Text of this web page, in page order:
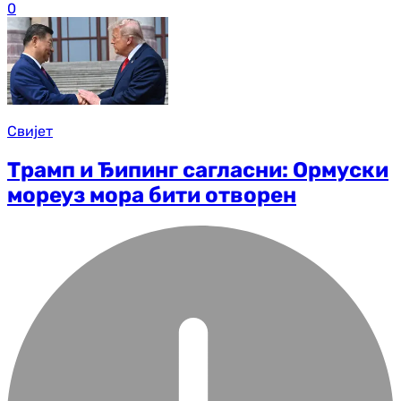
0
Свијет
Трамп и Ђипинг сагласни: Ормуски
мореуз мора бити отворен